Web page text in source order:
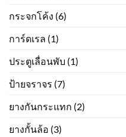
กระจกโค้ง (6)
การ์ดเรล (1)
ประตูเลื่อนพับ (1)
ป้ายจราจร (7)
ยางกันกระแทก (2)
ยางกั้นล้อ (3)